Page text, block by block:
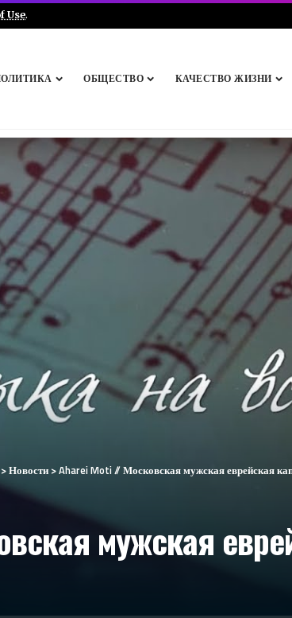
Use.
ОБЩЕСТВО КАЧЕСТВО ЖИЗНИ
>Новости >Aharei Moti // Московская мужская еврейская
мужская